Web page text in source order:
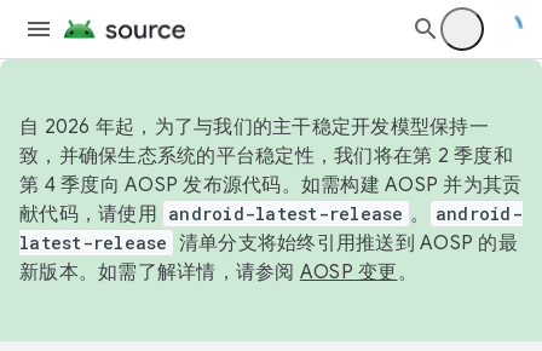
自 2026 年起，为了与我们的主干稳定开发模型保持一
致，并确保生态系统的平台稳定性，我们将在第 2 季度和
第 4 季度向 AOSP 发布源代码。如需构建 AOSP 并为其贡
献代码，请使用 android-latest-release 。
android-
latest-release 清单分支将始终引用推送到 AOSP 的最
新版本。如需了解详情，请参阅 AOSP 变更。